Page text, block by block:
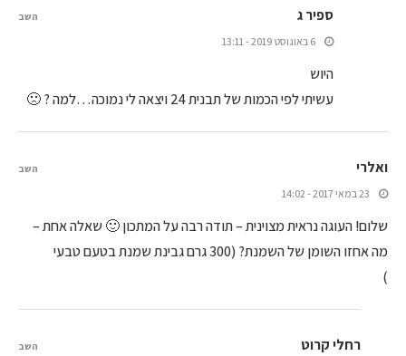
ספיר ג
6 באוגוסט 2019 - 13:11
היוש
עשיתי לפי הכמות של תבנית 24 ויצאה לי נמוכה…למה ? 🙁
השב
ואלרי
23 במאי 2017 - 14:02
שלום! העוגה נראית מצוינית – תודה רבה על המתכון 🙂 שאלה אחת –
מה אחזו השומן של השמנת? (300 גרם גבינת שמנת בטעם טבעי
)
השב
רחלי קרוט השב